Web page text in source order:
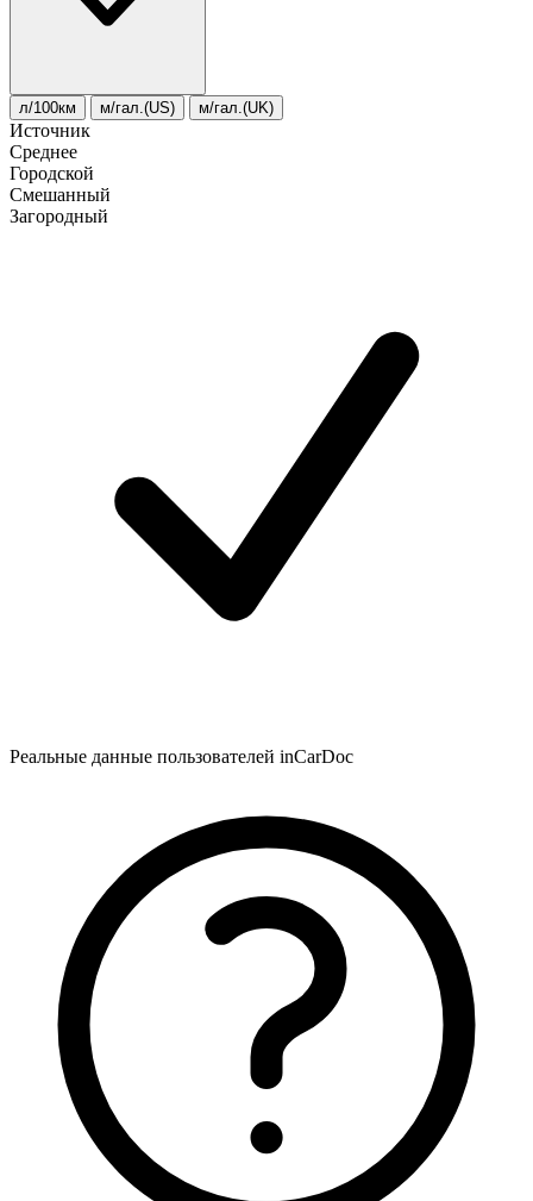
л/100км м/гал.(US) м/гал.(UK)
Источник
Среднее
Городской
Смешанный
Загородный
Реальные данные пользователей inCarDoc